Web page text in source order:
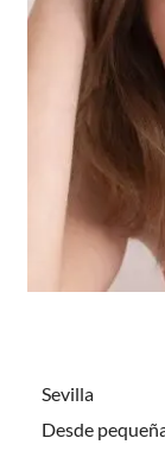
Sevilla
Desde